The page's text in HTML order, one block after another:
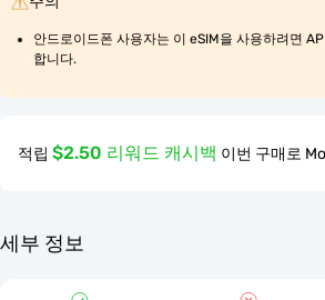
안드로이드폰 사용자는 이 eSIM을 사용하려면
합니다.
적립 $2.50 리워드 캐시백 이번 구매로
세부 정보